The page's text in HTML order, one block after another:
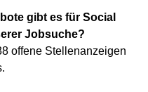
gibt es für Social
Jobsuche?
offene Stellenanzeigen